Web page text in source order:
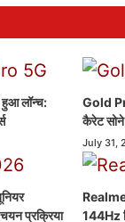
लॉन्च:
Gold
कैरेट
July 31,
प्रक्रिया
144Hz